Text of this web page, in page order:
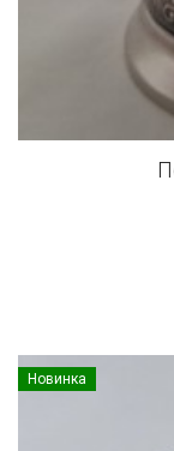
Новинка